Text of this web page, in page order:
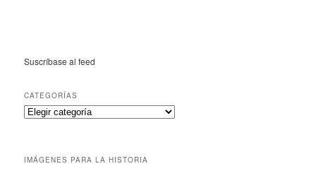
Suscríbase al feed
CATEGORÍAS
IMÁGENES PARA LA HISTORIA